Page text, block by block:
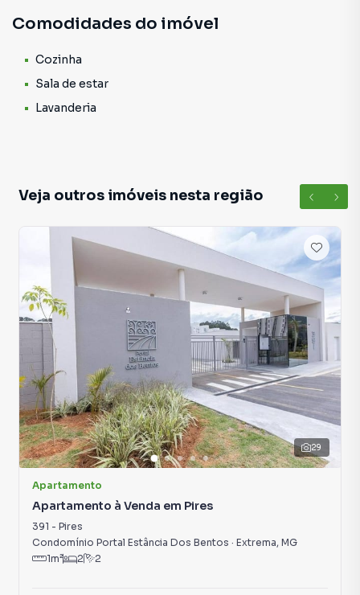
Comodidades do imóvel
Cozinha
Sala de estar
Lavanderia
Veja outros imóveis nesta região
29
Apartamento
Apartamento à Venda em Pires
391 - Pires
Condomínio Portal Estância Dos Bentos · Extrema, MG
1m² 2 2